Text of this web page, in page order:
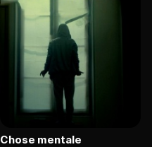
Chose mentale